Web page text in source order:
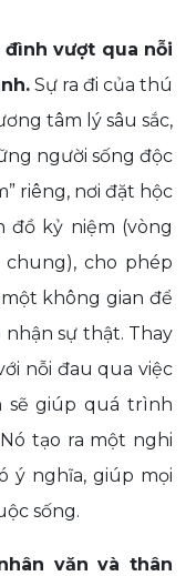
vượt qua nỗi
Sự ra đi của thú
tâm lý sâu sắc,
người sống độc
riêng, nơi đặt hộc
đồ kỷ niệm (vòng
cho phép
không gian để
sự thật. Thay
nỗi đau qua việc
sẽ giúp quá trình
tạo ra một nghi
ý nghĩa, giúp mọi
sống.
văn và thân